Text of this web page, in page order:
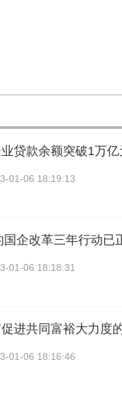
贷款余额突破1万亿
01-06 18:19:13
国企改革三年行动已
01-06 18:18:31
进共同富裕大力度
01-06 18:16:46